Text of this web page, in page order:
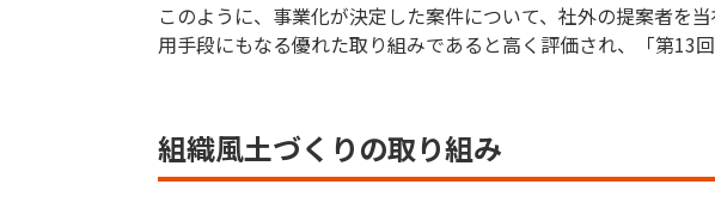
このように、事業化が決定した案件について、社外の提案者を
用手段にもなる優れた取り組みであると高く評価され、「第13
組織風土づくりの取り組み